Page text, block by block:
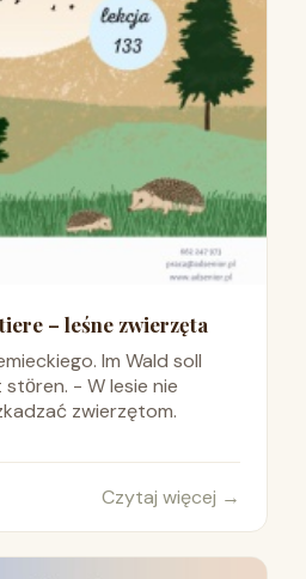
– leśne zwierzęta
Im Wald soll
- W lesie nie
zwierzętom.
Czytaj więcej →